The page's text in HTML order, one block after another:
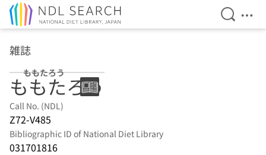
Open
雑誌
ももたろう
ももたろう
Call No. (NDL)
Z72-V485
Bibliographic ID of National Diet Library
031701816